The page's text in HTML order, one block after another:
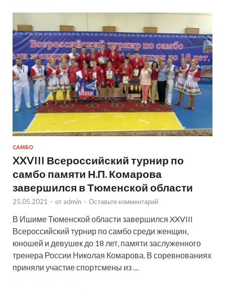
САМБО
XXVIII Всероссийский турнир по
самбо памяти Н.П. Комарова
завершился в Тюменской области
25.05.2021 - от admin - Оставьте комментарий
В Ишиме Тюменской области завершился XXVIII
Всероссийский турнир по самбо среди женщин,
юношей и девушек до 18 лет, памяти заслуженного
тренера России Николая Комарова. В соревнованиях
приняли участие спортсмены из …